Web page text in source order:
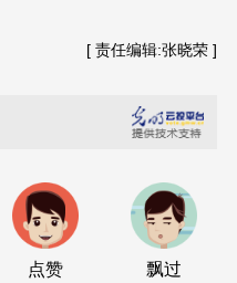
[ 责任编辑:张晓荣 ]
点赞
飘过